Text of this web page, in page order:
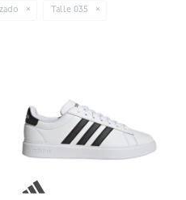
Talle 035